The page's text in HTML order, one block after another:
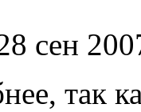
сен
так